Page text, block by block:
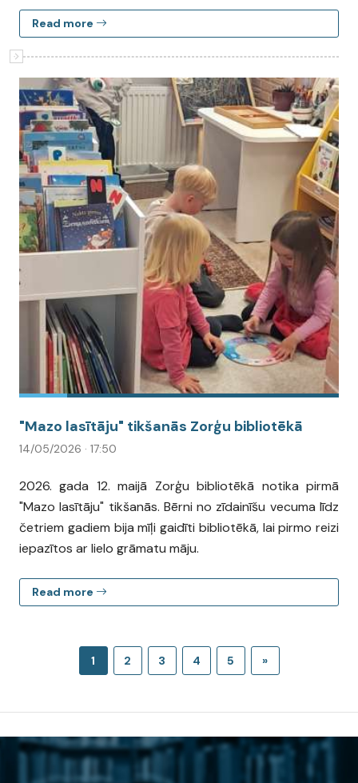
Read more
"Mazo lasītāju" tikšanās Zorģu bibliotēkā
14/05/2026 · 17:50
2026. gada 12. maijā Zorģu bibliotēkā notika pirmā
"Mazo lasītāju" tikšanās. Bērni no zīdainīšu vecuma līdz
četriem gadiem bija mīļi gaidīti bibliotēkā, lai pirmo reizi
iepazītos ar lielo grāmatu māju.
Read more
1 2 3 4 5 »